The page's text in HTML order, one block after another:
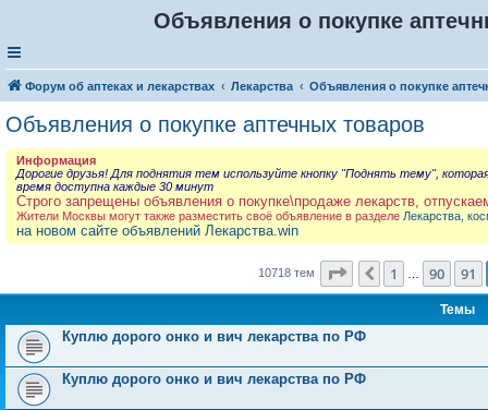
Объявления о покупке
Форум об аптеках и лекарствах Лекарства Объявления о покупке
Объявления о покупке аптечных товаров
Информация
Дорогие друзья! Для поднятия тем используйте кнопку "Поднять тему",
время доступна каждые 30 минут
Строго запрещены объявления о покупке\продаже лекарств,
Жители Москвы могут также разместить своё объявление в разделе Лекарства,
на новом сайте объявлений Лекарства.win
10718 тем Страница 92из 429
Пред.
1 90 91
Темы
Куплю дорого онко и вич лекарства по РФ
Куплю дорого онко и вич лекарства по РФ